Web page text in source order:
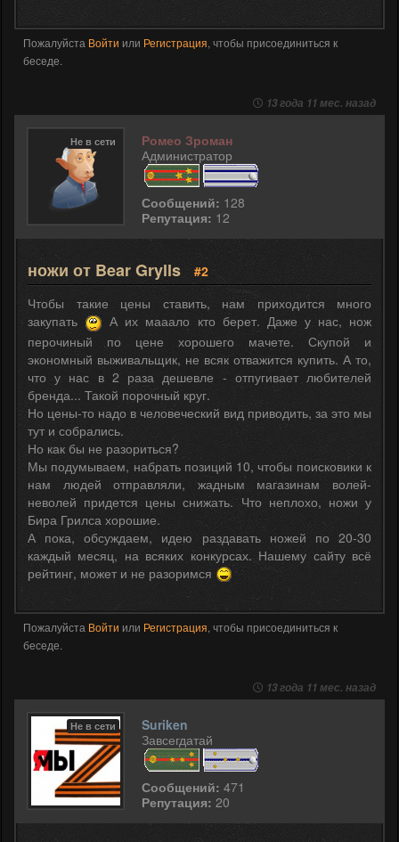
Пожалуйста Войти или Регистрация, чтобы присоединиться к
беседе.
13 года 11 мес. назад
Не в сети
Ромео Зроман
Администратор
Сообщений: 128
Репутация: 12
ножи от Bear Grylls
#2
Чтобы такие цены ставить, нам приходится много
закупать
А их мааало кто берет. Даже у нас, нож
перочиный по цене хорошего мачете. Скупой и
экономный выживальщик, не всяк отважится купить. А то,
что у нас в 2 раза дешевле - отпугивает любителей
бренда... Такой порочный круг.
Но цены-то надо в человеческий вид приводить, за это мы
тут и собрались.
Но как бы не разориться?
Мы подумываем, набрать позиций 10, чтобы поисковики к
нам людей отправляли, жадным магазинам волей-
неволей придется цены снижать. Что неплохо, ножи у
Бира Грилса хорошие.
А пока, обсуждаем, идею раздавать ножей по 20-30
каждый месяц, на всяких конкурсах. Нашему сайту всё
рейтинг, может и не разоримся
Пожалуйста Войти или Регистрация, чтобы присоединиться к
беседе.
13 года 11 мес. назад
Не в сети
Suriken
Завсегдатай
Сообщений: 471
Репутация: 20